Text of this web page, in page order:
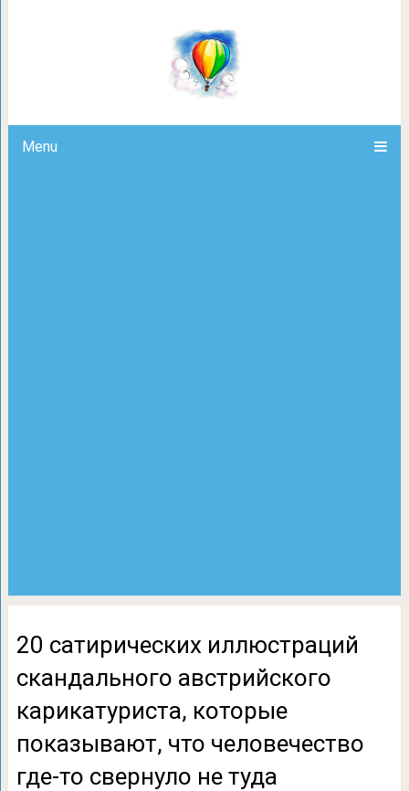
Menu
20 сатирических иллюстраций
карикатуриста, которые
20 сатирических иллюстраций
скандального австрийского
карикатуриста, которые
показывают, что человечество
где-то свернуло не туда